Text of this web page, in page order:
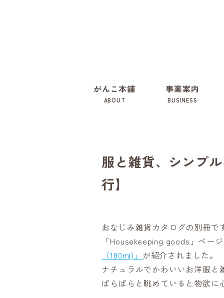
がんこ本舗
ABOUT
事業案内
BUSINESS
服と雑貨、シンプ
行】
おなじみ雑貨カタログの別冊
「Housekeeping goods」ペー
（180ml)」 が紹介されました。
ナチュラルでかわいいお洋服と
ぱらぱらと眺めていると物欲に